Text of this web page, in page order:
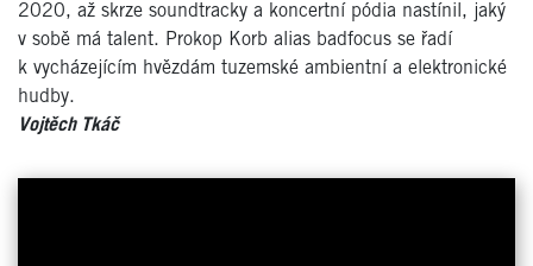
2020, až skrze soundtracky a koncertní pódia nastínil, jaký
v sobě má talent. Prokop Korb alias badfocus se řadí
k vycházejícím hvězdám tuzemské ambientní a elektronické
hudby.
Vojtěch Tkáč